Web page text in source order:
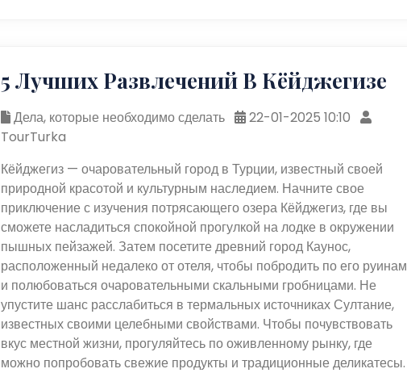
5 Лучших Развлечений В Кёйджегизе
Дела, которые необходимо сделать
22-01-2025 10:10
TourTurka
Кёйджегиз — очаровательный город в Турции, известный своей
природной красотой и культурным наследием. Начните свое
приключение с изучения потрясающего озера Кёйджегиз, где вы
сможете насладиться спокойной прогулкой на лодке в окружении
пышных пейзажей. Затем посетите древний город Каунос,
расположенный недалеко от отеля, чтобы побродить по его руинам
и полюбоваться очаровательными скальными гробницами. Не
упустите шанс расслабиться в термальных источниках Султание,
известных своими целебными свойствами. Чтобы почувствовать
вкус местной жизни, прогуляйтесь по оживленному рынку, где
можно попробовать свежие продукты и традиционные деликатесы.